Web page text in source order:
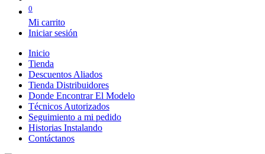
0
Mi carrito
Iniciar sesión
Inicio
Tienda
Descuentos Aliados
Tienda Distribuidores
Donde Encontrar El Modelo
Técnicos Autorizados
Seguimiento a mi pedido
Historias Instalando
Contáctanos